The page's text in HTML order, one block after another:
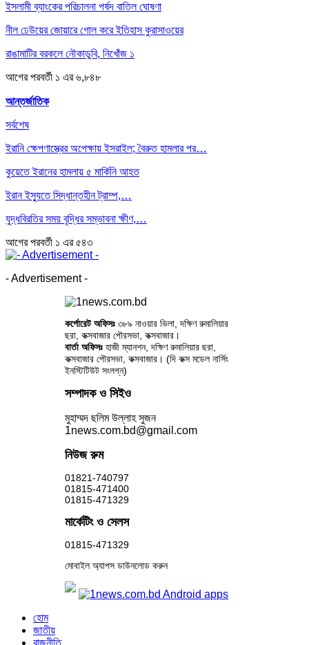
ইসলামী ব্যাংকের পরিচালনা পর্ষদ বাতিল ঘোষণা
নীল ঢেউয়ের জোয়ারে গোল করে ইতিহাস কুরাসাওয়ের
রাঙামাটির বরকলে নৌকাডুবি, নিখোঁজ ১
আগেরপরবর্তী ১ এর ৬,৮৪৮
আন্তর্জাতিক
সর্বশেষ
ইরানি ক্ষেপণাস্ত্রের অপেক্ষায় ইসরাইল; বৈরুত হামলার পর…
কুয়েতে ইরানের হামলায় ৫ মার্কিনি আহত
ইরান ইস্যুতে সিদ্ধান্তহীন ট্রাম্প,…
যুদ্ধবিরতির সময় বৃদ্ধির সম্ভাবনা ক্ষীণ,…
আগেরপরবর্তী ১ এর ৫৪৩
- Advertisement -
কর্পোরেট অফিসঃ ৩৮৯ নাওয়ার ভিলা, দক্ষিণ রুমালিয়ার
ছরা, কক্সবাজার পৌরসভা, কক্সবাজার।
বার্তা অফিসঃহাজী ম্যানশন, দক্ষিণ রুমালিয়ার ছরা,
কক্সবাজার পৌরসভা, কক্সবাজার। (দি কক্স মডেল নার্সিং
ইনস্টিটিউট সংলগ্ন)
সম্পাদক ও সিইও
মুহাম্মদ ছলিম উল্লাহ সুজন
1news.com.bd@gmail.com
নিউজ রুম
01821-740797
01815-471400
01815-471329
মার্কেটিং ও সেলস
01815-471329
মোবাইল অ্যাপস ডাউনলোড করুন
হোম
জাতীয়